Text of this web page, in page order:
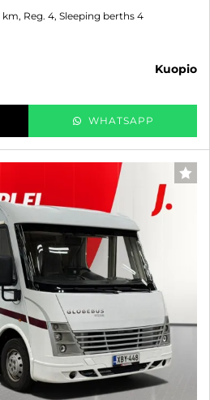
km, Reg. 4, Sleeping berths 4
kuopio
WHATSAPP